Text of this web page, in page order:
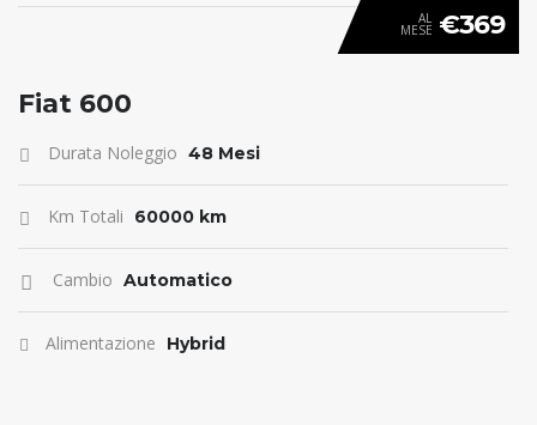
ANTICIPO 0
AL
MESE €369
Fiat 600
Durata Noleggio 48 Mesi
Km Totali 60000 km
Cambio Automatico
Alimentazione Hybrid